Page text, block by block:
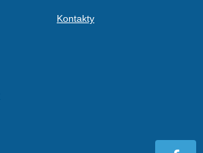
Kontakty